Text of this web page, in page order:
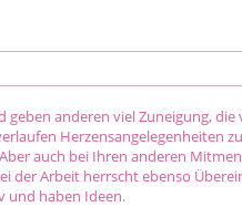
anderen viel Zuneigung, die
Herzensangelegenheiten
auch bei Ihren anderen
der Arbeit herrscht ebenso
und haben Ideen.